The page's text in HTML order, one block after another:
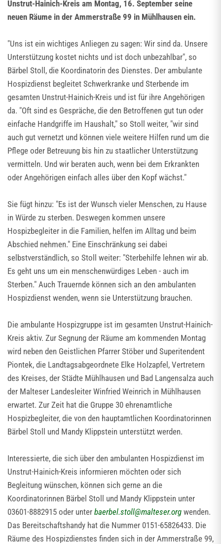
Unstrut-Hainich-Kreis am Montag, 16. September seine
neuen Räume in der Ammerstraße 99 in Mühlhausen ein.
"Uns ist ein wichtiges Anliegen zu sagen: Wir sind da. Unsere
Unterstützung kostet nichts und ist doch unbezahlbar", so
Bärbel Stoll, die Koordinatorin des Dienstes. Der ambulante
Hospizdienst begleitet Schwerkranke und Sterbende im
gesamten Unstrut-Hainich-Kreis und ist für ihre Angehörigen
da. "Oft sind es Gespräche, die den Betroffenen gut tun oder
einfache Handgriffe im Haushalt," so Stoll weiter, "wir sind
auch gut vernetzt und können viele weitere Hilfen rund um die
Pflege oder Betreuung bis hin zu staatlicher Unterstützung
vermitteln. Und wir beraten auch, wenn bei dem Erkrankten
oder Angehörigen einfach alles über den Kopf wächst."
Sie fügt hinzu: "Es ist der Wunsch vieler Menschen, zu Hause
in Würde zu sterben. Deswegen kommen unsere
Hospizbegleiter in die Familien, helfen im Alltag und beim
Abschied nehmen." Eine Einschränkung sei dabei
selbstverständlich, so Stoll weiter: "Sterbehilfe lehnen wir ab.
Es geht uns um ein menschenwürdiges Leben - auch im
Sterben." Auch Trauernde können sich an den ambulanten
Hospizdienst wenden, wenn sie Unterstützung brauchen.
Die ambulante Hospizgruppe ist im gesamten Unstrut-Hainich-
Kreis aktiv. Zur Segnung der Räume am kommenden Montag
wird neben den Geistlichen Pfarrer Stöber und Superitendent
Piontek, die Landtagsabgeordnete Elke Holzapfel, Vertretern
des Kreises, der Städte Mühlhausen und Bad Langensalza auch
der Malteser Landesleiter Winfried Weinrich in Mühlhausen
erwartet. Zur Zeit hat die Gruppe 30 ehrenamtliche
Hospizbegleiter, die von den hauptamtlichen Koordinatorinnen
Bärbel Stoll und Mandy Klippstein unterstützt werden.
Interessierte, die sich über den ambulanten Hospizdienst im
Unstrut-Hainich-Kreis informieren möchten oder sich
Begleitung wünschen, können sich gerne an die
Koordinatorinnen Bärbel Stoll und Mandy Klippstein unter
03601-8882915 oder unter baerbel.stoll@malteser.org wenden.
Das Bereitschaftshandy hat die Nummer 0151-65826433. Die
Räume des Hospizdienstes finden sich in der Ammerstraße 99,